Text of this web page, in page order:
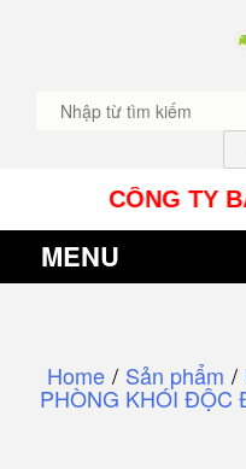
CÔNG TY
MENU
Home / Sản phẩm /
PHÒNG KHÓI ĐỘC